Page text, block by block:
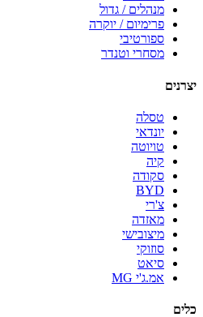
מנהלים / גדול
פרימיום / יוקרה
ספורטיבי
מסחרי וטנדר
יצרנים
טסלה
יונדאי
טויוטה
קיה
סקודה
BYD
צ'רי
מאזדה
מיצובישי
סוזוקי
סיאט
אמ.ג'י MG
כלים